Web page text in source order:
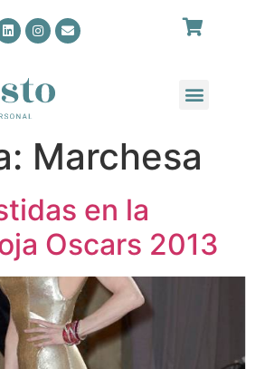
Marchesa
en la
Oscars 2013